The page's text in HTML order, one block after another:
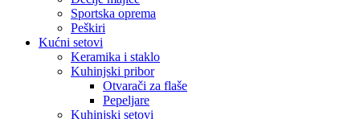
Sportska oprema
Peškiri
Kućni setovi
Keramika i staklo
Kuhinjski pribor
Otvarači za flaše
Pepeljare
Kuhinjski setovi